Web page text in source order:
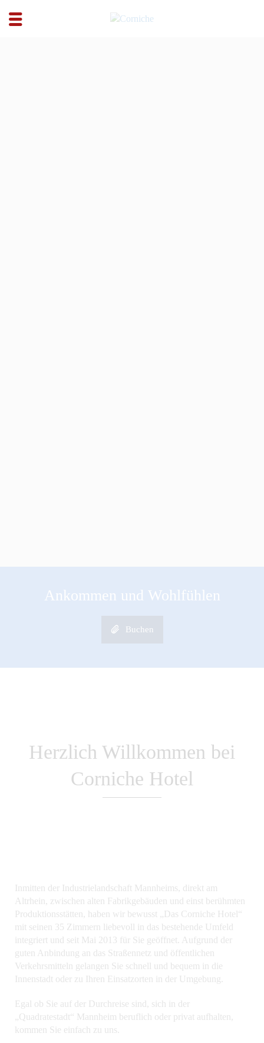
Ankommen und Wohlfühlen
Buchen
Herzlich Willkommen bei
Corniche Hotel
Inmitten der Industrielandschaft Mannheims, direkt am
Altrhein, zwischen alten Fabrikgebäuden und einst berühmten
Produktionsstätten, haben wir bewusst „Das Corniche Hotel“
mit seinen 35 Zimmern liebevoll in das bestehende Umfeld
integriert und seit Mai 2013 für Sie geöffnet. Aufgrund der
guten Anbindung an das Straßennetz und öffentlichen
Verkehrsmitteln gelangen Sie schnell und bequem in die
Innenstadt oder zu Ihren Einsatzorten in der Umgebung.
Egal ob Sie auf der Durchreise sind, sich in der
„Quadratestadt“ Mannheim beruflich oder privat aufhalten,
kommen Sie einfach zu uns.